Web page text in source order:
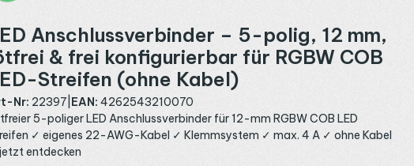
Anschlussverbinder – 5-polig, 12 mm,
& frei konfigurierbar für RGBW COB
Streifen (ohne Kabel)
Nr: 22397 EAN: 4262543210070
5-poliger LED Anschlussverbinder für 12-mm RGBW COB LED
✓ eigenes 22-AWG-Kabel ✓ Klemmsystem ✓ max. 4 A ✓ ohne Kabel
entdecken